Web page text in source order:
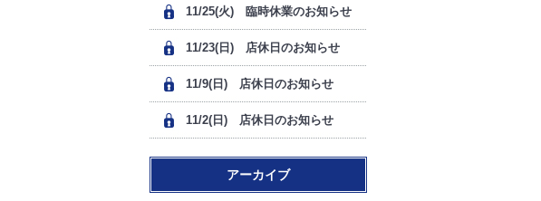
11/25(火) 臨時休業のお知らせ
11/23(日) 店休日のお知らせ
11/9(日) 店休日のお知らせ
11/2(日) 店休日のお知らせ
アーカイブ